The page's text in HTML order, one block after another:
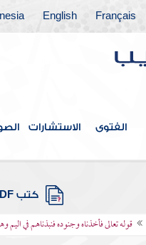
Français
English
الفتوى الاستشارات
كتب PDF
قوله تعالى فأخذناه وجنوده فنبذناهم في اليم